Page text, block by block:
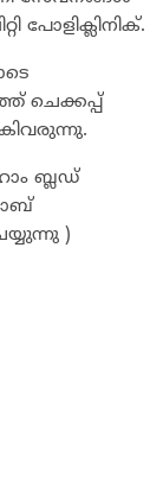
പോളിക്ലിനിക്.
ചെക്കപ്പ്
ബ്ലഡ്‌
)